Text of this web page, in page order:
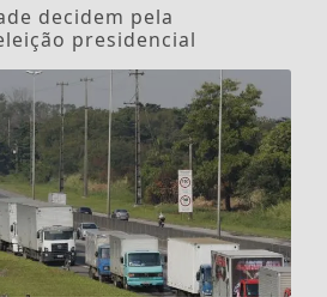
decidem pela
presidencial